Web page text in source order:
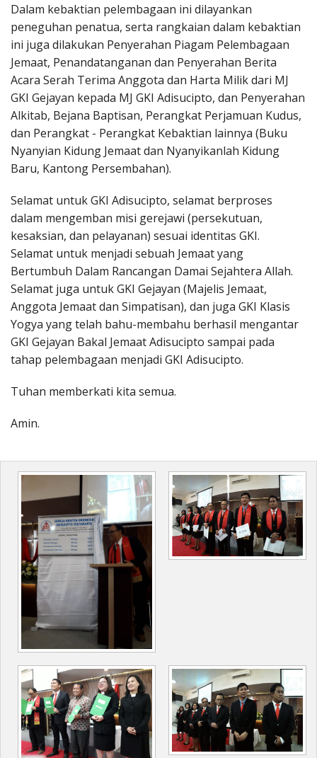
Dalam kebaktian pelembagaan ini dilayankan
peneguhan penatua, serta rangkaian dalam kebaktian
ini juga dilakukan Penyerahan Piagam Pelembagaan
Jemaat, Penandatanganan dan Penyerahan Berita
Acara Serah Terima Anggota dan Harta Milik dari MJ
GKI Gejayan kepada MJ GKI Adisucipto, dan Penyerahan
Alkitab, Bejana Baptisan, Perangkat Perjamuan Kudus,
dan Perangkat - Perangkat Kebaktian lainnya (Buku
Nyanyian Kidung Jemaat dan Nyanyikanlah Kidung
Baru, Kantong Persembahan).
Selamat untuk GKI Adisucipto, selamat berproses
dalam mengemban misi gerejawi (persekutuan,
kesaksian, dan pelayanan) sesuai identitas GKI.
Selamat untuk menjadi sebuah Jemaat yang
Bertumbuh Dalam Rancangan Damai Sejahtera Allah.
Selamat juga untuk GKI Gejayan (Majelis Jemaat,
Anggota Jemaat dan Simpatisan), dan juga GKI Klasis
Yogya yang telah bahu-membahu berhasil mengantar
GKI Gejayan Bakal Jemaat Adisucipto sampai pada
tahap pelembagaan menjadi GKI Adisucipto.
Tuhan memberkati kita semua.
Amin.